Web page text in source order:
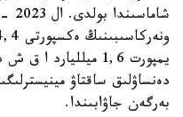
يمپورت 1,6
بەرگەن جاۋابىندا.